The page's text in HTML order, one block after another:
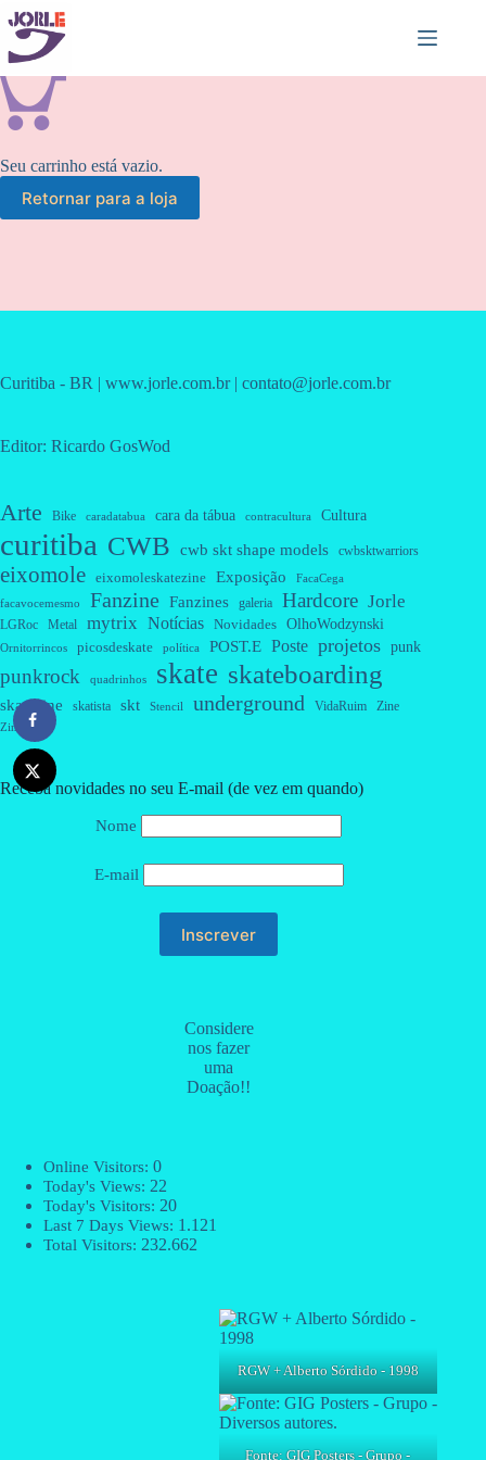
Pular
para
conteúdo
Seu carrinho está vazio.
Retornar para a loja
Curitiba - BR | www.jorle.com.br | contato@jorle.com.br
Editor: Ricardo GosWod
Arte Bike caradatabua cara da tábua contracultura Cultura
curitiba CWB cwb skt shape models cwbsktwarriors
eixomole eixomoleskatezine Exposição FacaCega
facavocemesmo Fanzine Fanzines galeria Hardcore Jorle
LGRoc Metal mytrix Notícias Novidades OlhoWodzynski
Ornitorrincos picosdeskate política POST.E Poste projetos punk
punkrock quadrinhos skate skateboarding
skatezine skatista skt Stencil underground VidaRuim Zine
Zines
Receba novidades no seu E-mail (de vez em quando)
Nome
E-mail
Considere
nos fazer
uma
Doação!!
Online Visitors: 0
Today's Views: 22
Today's Visitors: 20
Last 7 Days Views: 1.121
Total Visitors: 232.662
RGW + Alberto Sórdido - 1998
Fonte: GIG Posters - Grupo -